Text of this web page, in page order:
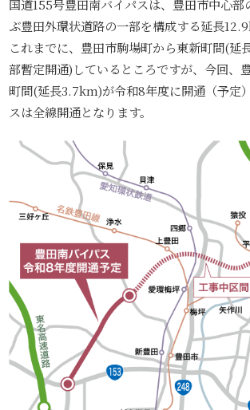
国道155号豊田南バイパスは、豊田市中心部
ぶ豊田外環状道路の一部を構成する延長
これまでに、豊田市駒場町から東新町間(
部暫定開通)しているところですが、今回、
町間(延長3.7km)が令和8年度に開通（予定
スは全線開通となります。